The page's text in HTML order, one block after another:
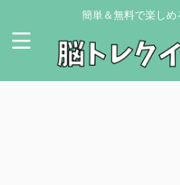
簡単＆無料で楽しめ